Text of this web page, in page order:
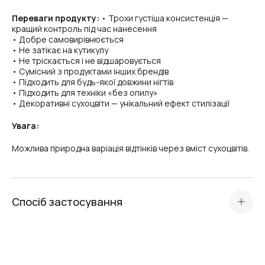
Переваги продукту: • Трохи густіша консистенція —
кращий контроль під час нанесення
• Добре самовирівнюється
• Не затікає на кутикулу
• Не тріскається і не відшаровується
• Сумісний з продуктами інших брендів
• Підходить для будь-якої довжини нігтів
• Підходить для техніки «без опилу»
• Декоративні сухоцвіти — унікальний ефект стилізації
Увага:
Можлива природна варіація відтінків через вміст сухоцвітів.
Спосіб застосування